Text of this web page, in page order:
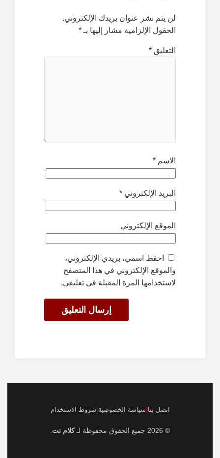
لن يتم نشر عنوان بريدك الإلكتروني.
الحقول الإلزامية مشار إليها بـ *
التعليق *
الاسم *
البريد الإلكتروني *
الموقع الإلكتروني
احفظ اسمي، بريدي الإلكتروني،
والموقع الإلكتروني في هذا المتصفح
لاستخدامها المرة المقبلة في تعليقي.
اتصل بنا سياسة الخصوصية شروط الاستخدام
© 2026 جميع الحقوق محفوظة لـ كلام نت.